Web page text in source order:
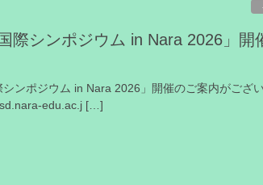
シンポジウム in Nara 2026」開
ンポジウム in Nara 2026」開催のご案内がござい
edu.ac.j […]